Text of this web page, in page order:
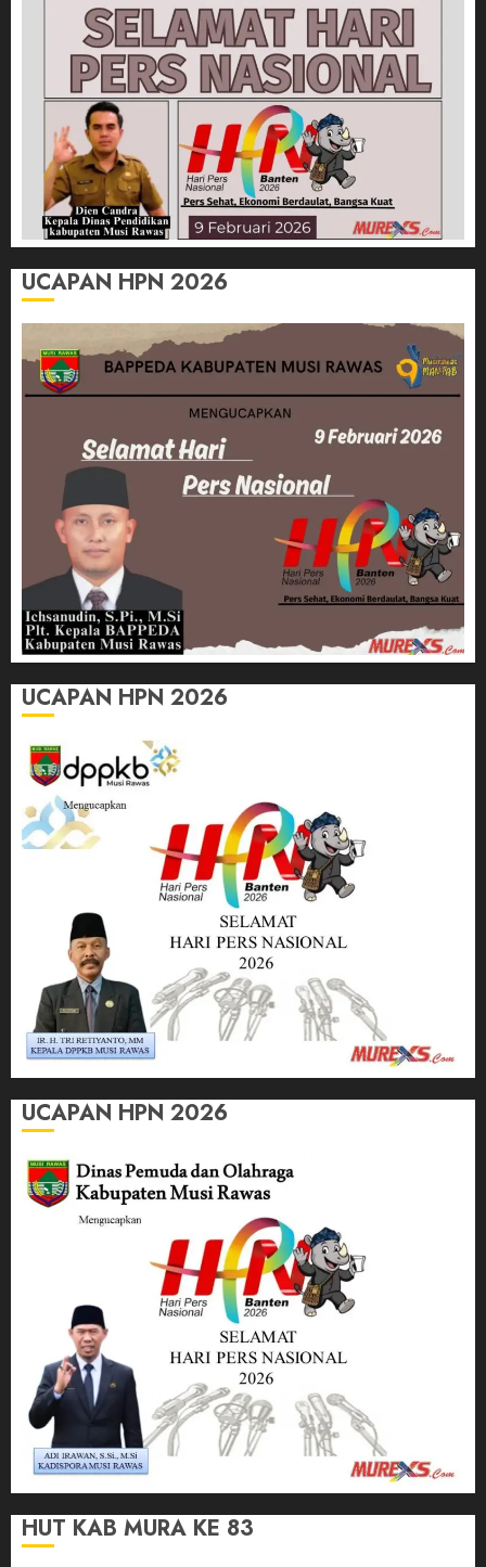
UCAPAN HPN 2026
UCAPAN HPN 2026
UCAPAN HPN 2026
HUT KAB MURA KE 83